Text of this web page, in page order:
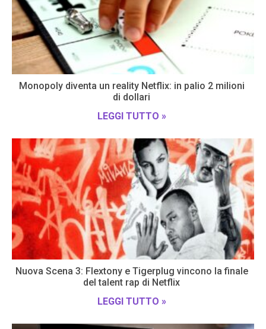
Monopoly diventa un reality Netflix: in palio 2 milioni
di dollari
LEGGI TUTTO »
Nuova Scena 3: Flextony e Tigerplug vincono la finale
del talent rap di Netflix
LEGGI TUTTO »